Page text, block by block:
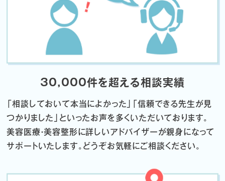
30,000件を超える相談実績
「相談しておいて本当によかった」「信頼できる先生が見
つかりました」 といったお声を多くいただいております。
美容医療・美容整形に詳しいアドバイザーが親身になって
サポートいたします。 どうぞお気軽にご相談ください。